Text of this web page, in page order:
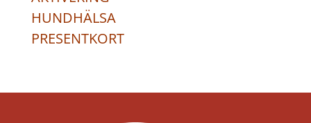
HUNDHÄLSA
PRESENTKORT